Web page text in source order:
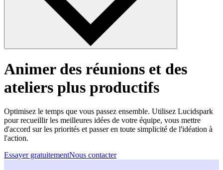
Animer des réunions et des
ateliers plus productifs
Optimisez le temps que vous passez ensemble. Utilisez Lucidspark
pour recueillir les meilleures idées de votre équipe, vous mettre
d'accord sur les priorités et passer en toute simplicité de l'idéation à
l'action.
Essayer gratuitementNous contacter